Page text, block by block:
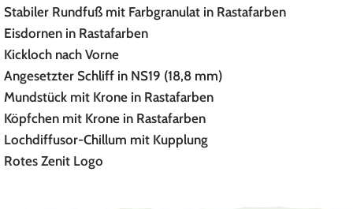
Stabiler Rundfuß mit Farbgranulat in Rastafarben
Eisdornen in Rastafarben
Kickloch nach Vorne
Angesetzter Schliff in NS19 (18,8 mm)
Mundstück mit Krone in Rastafarben
Köpfchen mit Krone in Rastafarben
Lochdiffusor-Chillum mit Kupplung
Rotes Zenit Logo